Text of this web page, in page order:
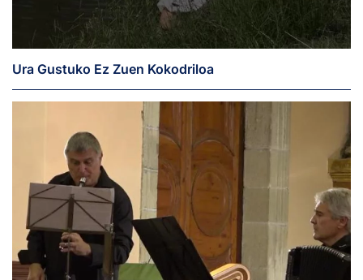
Ura Gustuko Ez Zuen Kokodriloa